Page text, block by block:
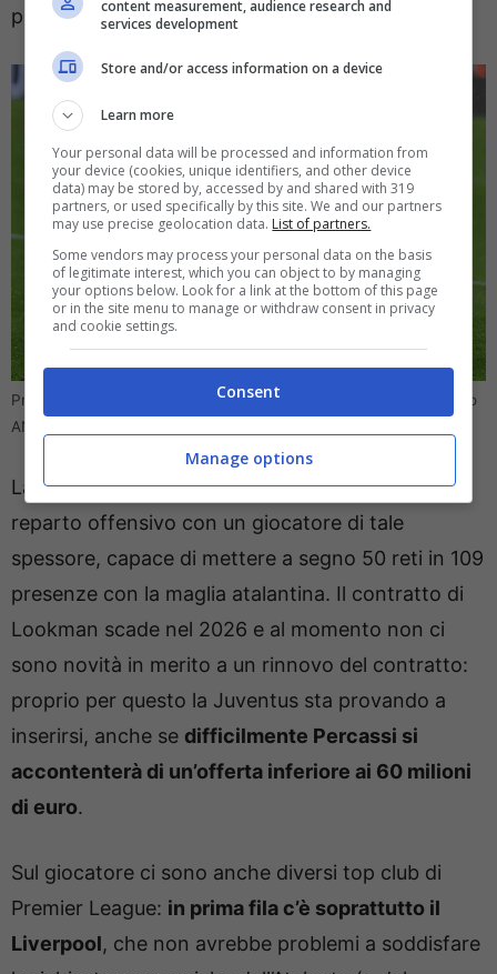
poi presentare l’offerta all’Atalanta.
Prenotato Lookman! Colpaccio in Serie A, Atalanta beffata – Foto
ANSA (Direttagoal.it)
La Juve ha sicuramente bisogno di rinforzare il
reparto offensivo con un giocatore di tale
spessore, capace di mettere a segno 50 reti in 109
presenze con la maglia atalantina. Il contratto di
Lookman scade nel 2026 e al momento non ci
sono novità in merito a un rinnovo del contratto:
proprio per questo la Juventus sta provando a
inserirsi, anche se difficilmente Percassi si
accontenterà di un’offerta inferiore ai 60 milioni
di euro.
Sul giocatore ci sono anche diversi top club di
Premier League: in prima fila c’è soprattutto il
Liverpool, che non avrebbe problemi a soddisfare
content measurement, audience research and
services development
Store and/or access information on a device
Learn more
Your personal data will be processed and information from
your device (cookies, unique identifiers, and other device
data) may be stored by, accessed by and shared with 319
partners, or used specifically by this site. We and our partners
may use precise geolocation data. List of partners.
Some vendors may process your personal data on the basis
of legitimate interest, which you can object to by managing
your options below. Look for a link at the bottom of this page
or in the site menu to manage or withdraw consent in privacy
and cookie settings.
Consent
Manage options